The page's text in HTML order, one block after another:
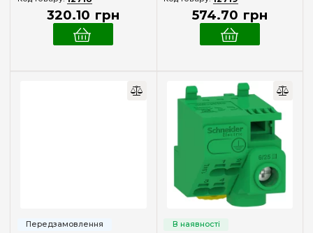
320.10 грн 574.70 грн